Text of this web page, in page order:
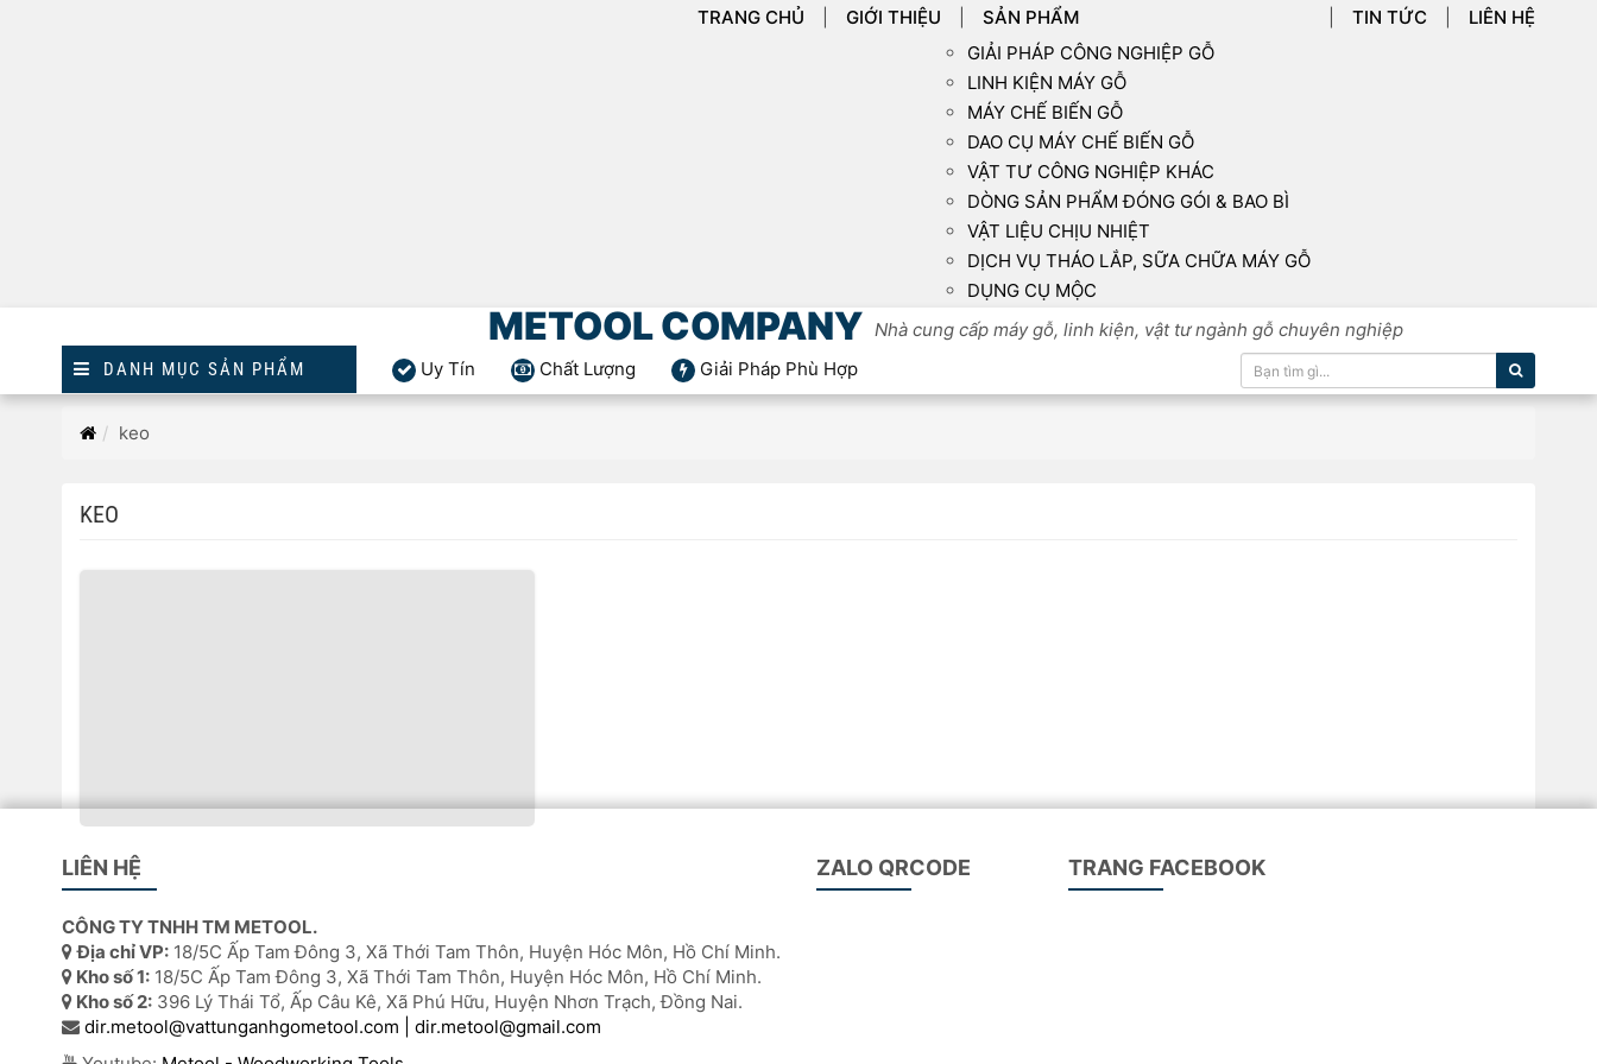
TRANG CHỦ GIỚI THIỆU
SẢN PHẨM
GIẢI PHÁP CÔNG NGHIỆP GỖ
LINH KIỆN MÁY GỖ
MÁY CHẾ BIẾN GỖ
DAO CỤ MÁY CHẾ BIẾN GỖ
VẬT TƯ CÔNG NGHIỆP KHÁC
DÒNG SẢN PHẨM ĐÓNG GÓI & BAO BÌ
VẬT LIỆU CHỊU NHIỆT
DỊCH VỤ THÁO LẮP, SỮA CHỮA MÁY GỖ
DỤNG CỤ MỘC
TIN TỨC LIÊN HỆ
METOOL COMPANY Nhà cung cấp máy gỗ, linh kiện, vật tư ngành gỗ chuyên nghiệp
DANH MỤC SẢN PHẨM Uy Tín Chất Lượng Giải Pháp Phù Hợp
Trang
keo
KEO
Keo phun dán laminate Adino C424
Thời gian bay hơi nhanh
Độ dính cao
Khả năng phun tốt
LIÊN HỆ
CÔNG TY TNHH TM METOOL.
Địa chỉ VP: 18/5C Ấp Tam Đông 3, Xã Thới Tam Thôn, Huyện Hóc Môn, Hồ Chí Minh.
Kho số 1: 18/5C Ấp Tam Đông 3, Xã Thới Tam Thôn, Huyện Hóc Môn, Hồ Chí Minh.
Kho số 2: 396 Lý Thái Tổ, Ấp Câu Kê, Xã Phú Hữu, Huyện Nhơn Trạch, Đồng Nai.
dir.metool@vattunganhgometool.com | dir.metool@gmail.com
ZALO QRCODE TRANG FACEBOOK